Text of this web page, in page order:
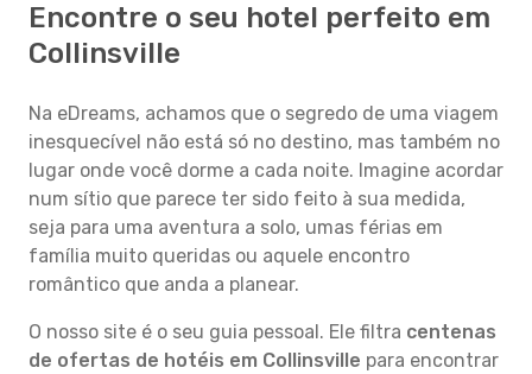
Encontre o seu hotel perfeito em
Collinsville
Na eDreams, achamos que o segredo de uma viagem
inesquecível não está só no destino, mas também no
lugar onde você dorme a cada noite. Imagine acordar
num sítio que parece ter sido feito à sua medida,
seja para uma aventura a solo, umas férias em
família muito queridas ou aquele encontro
romântico que anda a planear.
O nosso site é o seu guia pessoal. Ele filtra centenas
de ofertas de hotéis em Collinsville para encontrar